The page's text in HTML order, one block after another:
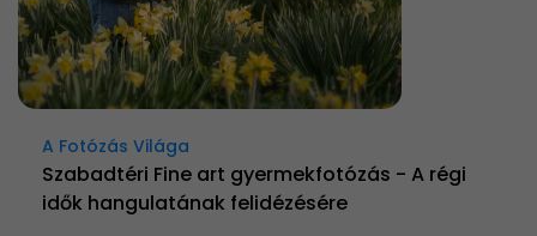
A Fotózás Világa
Szabadtéri Fine art gyermekfotózás - A régi
idők hangulatának felidézésére